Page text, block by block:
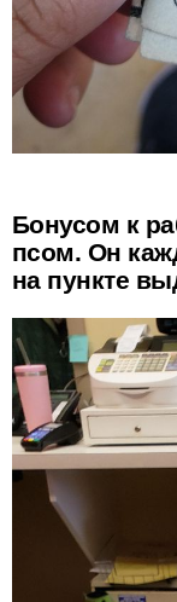
Бонусом к
псом. Он
на пункте